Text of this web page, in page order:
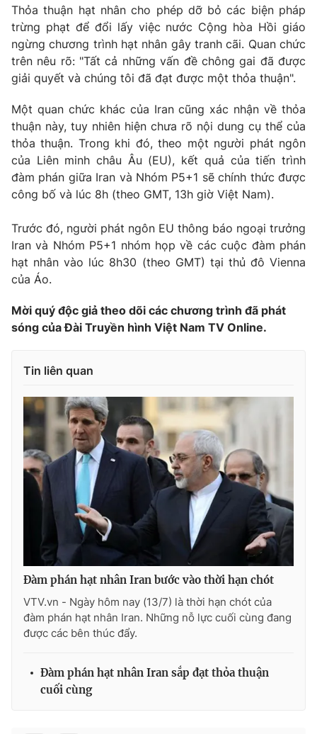
Thế giới đó đây
Câu chuyện quốc tế
Tài chính
Thị trường
Góc doanh nghiệp
Dữ liệu và đời sống
Truyền hình
Phim VTV
Hậu trường
Nhân vật
Khán giả
Giải trí
Điện ảnh
Âm nhạc
Sao
Đời sống
Du lịch
Chất lượng cuộc sống
Giáo dục
Tuyển sinh
Học trực tuyến
Công nghệ
Hitech Công nghệ tương lai
Thị trường
Giao lưu trực tuyến
Lịch phát sóng
Chuyên mục khác
Emagazine Podcast
Photo Infographic
Video Shorts video
VTV Money VTV Thể thao
VTV Sức khoẻ Bất động sản
Thị trường 24h Tấm lòng Việt
VTV9
Thỏa thuận hạt nhân cho phép dỡ bỏ các biện pháp
trừng phạt để đổi lấy việc nước Cộng hòa Hồi giáo
ngừng chương trình hạt nhân gây tranh cãi. Quan chức
trên nêu rõ: "Tất cả những vấn đề chông gai đã được
giải quyết và chúng tôi đã đạt được một thỏa thuận".
Một quan chức khác của Iran cũng xác nhận về thỏa
thuận này, tuy nhiên hiện chưa rõ nội dung cụ thể của
thỏa thuận. Trong khi đó, theo một người phát ngôn
của Liên minh châu Âu (EU), kết quả của tiến trình
đàm phán giữa Iran và Nhóm P5+1 sẽ chính thức được
công bố và lúc 8h (theo GMT, 13h giờ Việt Nam).
Trước đó, người phát ngôn EU thông báo ngoại trưởng
Iran và Nhóm P5+1 nhóm họp về các cuộc đàm phán
hạt nhân vào lúc 8h30 (theo GMT) tại thủ đô Vienna
của Áo.
Mời quý độc giả theo dõi các chương trình đã phát
sóng của Đài Truyền hình Việt Nam TV Online.
Tin liên quan
Đàm phán hạt nhân Iran bước vào thời hạn chót
VTV.vn - Ngày hôm nay (13/7) là thời hạn chót của
đàm phán hạt nhân Iran. Những nỗ lực cuối cùng đang
được các bên thúc đẩy.
Đàm phán hạt nhân Iran sắp đạt thỏa thuận
cuối cùng